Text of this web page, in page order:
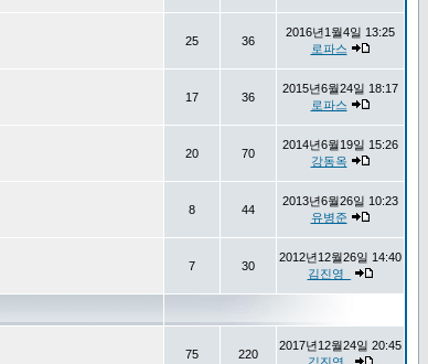
25 36
2016년1월4일 13:25
로파스
17 36
2015년6월24일 18:17
로파스
20 70
2014년6월19일 15:26
강동옥
8 44
2013년6월26일 10:23
유병준
7 30
2012년12월26일 14:40
김진영_
75 220
2017년12월24일 20:45